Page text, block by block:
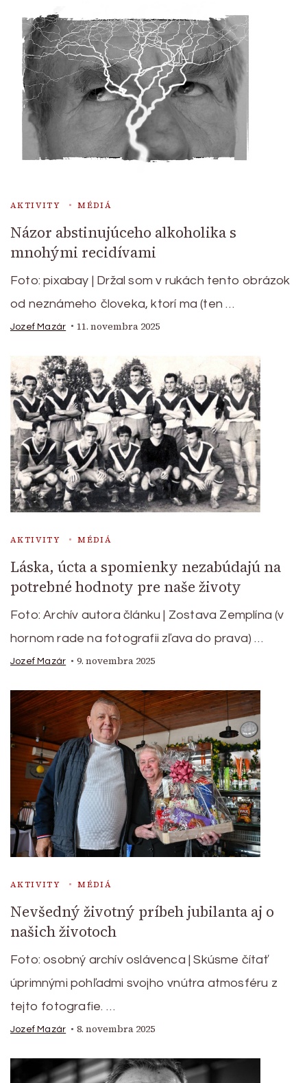
AKTIVITY MÉDIÁ
Názor abstinujúceho alkoholika s
mnohými recidívami
Foto: pixabay | Držal som v rukách tento obrázok
od neznámeho človeka, ktorí ma (ten …
Jozef Mazár 11. novembra 2025
AKTIVITY MÉDIÁ
Láska, úcta a spomienky nezabúdajú na
potrebné hodnoty pre naše životy
Foto: Archív autora článku | Zostava Zemplína (v
hornom rade na fotografii zľava do prava) …
Jozef Mazár 9. novembra 2025
AKTIVITY MÉDIÁ
Nevšedný životný príbeh jubilanta aj o
našich životoch
Foto: osobný archív oslávenca | Skúsme čítať
úprimnými pohľadmi svojho vnútra atmosféru z
tejto fotografie. …
Jozef Mazár 8. novembra 2025